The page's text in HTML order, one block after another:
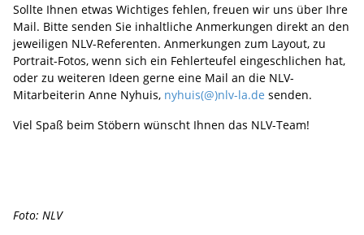
Sollte Ihnen etwas Wichtiges fehlen, freuen wir uns über Ihre
Mail. Bitte senden Sie inhaltliche Anmerkungen direkt an den
jeweiligen NLV-Referenten. Anmerkungen zum Layout, zu
Portrait-Fotos, wenn sich ein Fehlerteufel eingeschlichen hat,
oder zu weiteren Ideen gerne eine Mail an die NLV-
Mitarbeiterin Anne Nyhuis, nyhuis(@)nlv-la.de senden.
Viel Spaß beim Stöbern wünscht Ihnen das NLV-Team!
Foto: NLV